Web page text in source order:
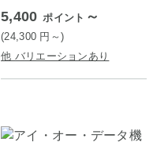
5,400 ポイント ～
(24,300 円 ～)
他 バリエーションあり